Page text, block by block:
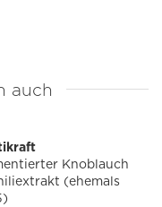
auch
Knoblauch
(ehemals